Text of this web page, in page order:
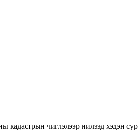
чиглэлээр нилээд хэдэн